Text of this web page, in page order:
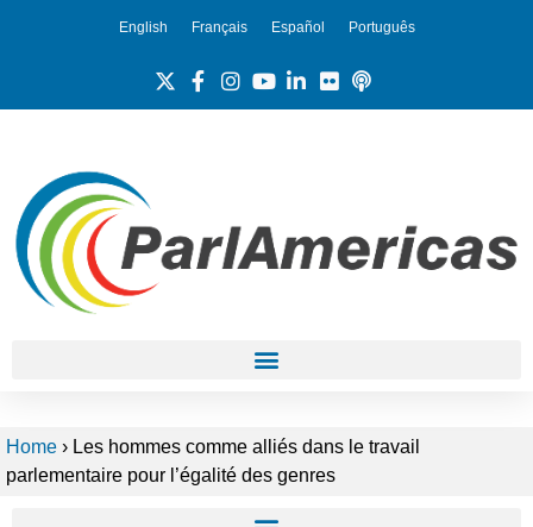
English Français Español Português
Home › Les hommes comme alliés dans le travail
parlementaire pour l’égalité des genres